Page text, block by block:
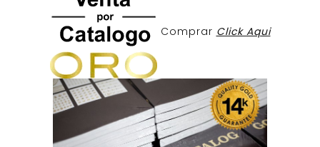
Comprar Click Aqui